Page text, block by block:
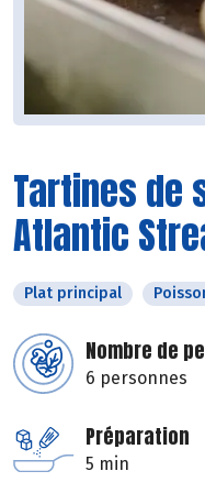
Tartines de
Atlantic
Plat principal
Nombre de
6 personnes
Préparation
5 min